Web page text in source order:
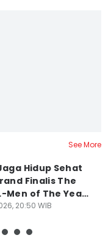
See More
Hidup Sehat
Finalis The
Men of The Year
20:50 WIB